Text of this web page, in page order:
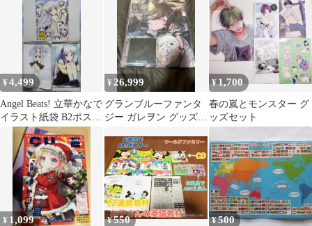
付録 未開封
水 角丸加工
オーガスト
¥4,499
Angel Beats! 立華かなで
イラスト紙袋 B2ポスタ
ー お風呂ポスター
¥26,999
グランブルーファンタ
ジー ガレヲン グッズ3
¥1,700
春の嵐とモンスター グ
ッズセット
¥ 1,099 ¥550 ¥500